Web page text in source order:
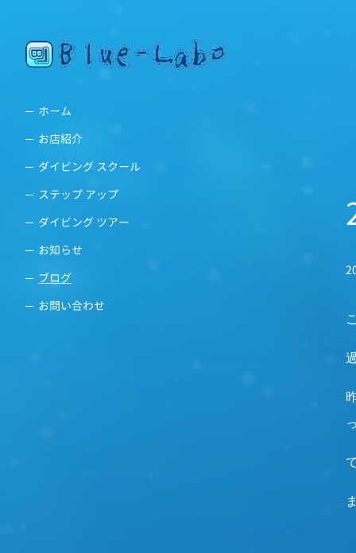
ホーム
お店紹介
ダイビング スクール
ステップ アップ
ダイビング ツアー
お知らせ
ブログ
お問い合わせ